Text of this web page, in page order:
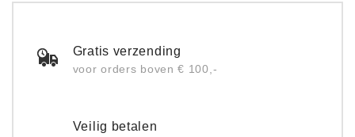
Gratis verzending
voor orders boven € 100,-
Veilig betalen